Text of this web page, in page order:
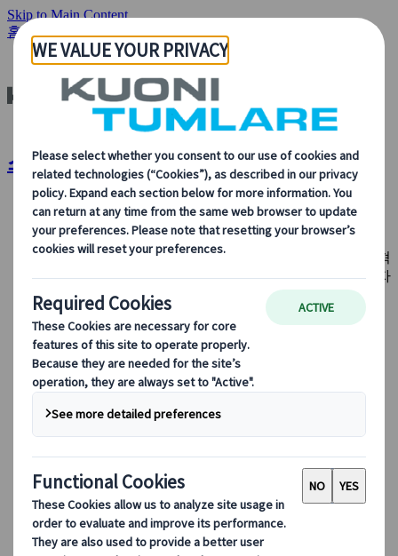
Skip to Main Content
홈페이지
스포츠 리셉션 | Kuoni Tumlare
회사 소개
회사 소개
당사가 누구인지, 무엇을 하는지, 그리고 지속 가능성, 혁
신, 여행 분야의 최신 기술에 대한 당사의 헌신에 대해 자
세히 알아보세요.
개요 보기
우리에 대해 더 알아보기
우리의 리더십 팀
지속 가능한 발전
디지털 도구
우리의 디지털 도구
파트너스 모바일 애플리케이션
공급업체 웹 애플리케이션
에이전트 웹 애플리케이션
목적지
목적지